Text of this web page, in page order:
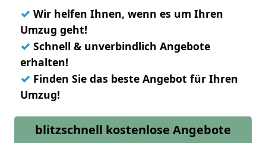
✓ Wir helfen Ihnen, wenn es um Ihren
Umzug geht!
✓ Schnell & unverbindlich Angebote
erhalten!
✓ Finden Sie das beste Angebot für Ihren
Umzug!
blitzschnell kostenlose Angebote